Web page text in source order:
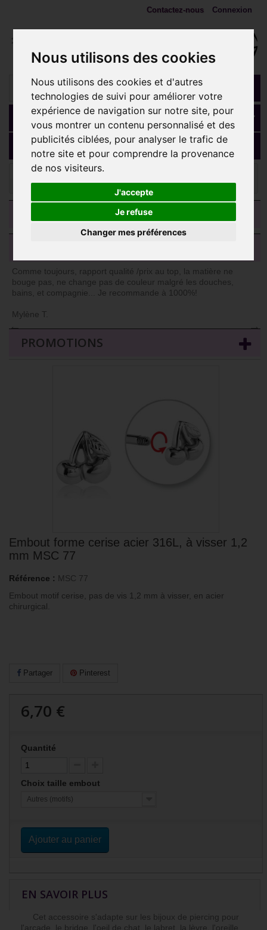
Nous utilisons des cookies
Nous utilisons des cookies et d'autres
technologies de suivi pour améliorer votre
expérience de navigation sur notre site, pour
vous montrer un contenu personnalisé et des
publicités ciblées, pour analyser le trafic de
notre site et pour comprendre la provenance
de nos visiteurs.
J'accepte
Je refuse
Changer mes préférences
Connexion
Contactez-nous
Panier (vide)
MENU
Embouts 1,2 mm (Accessoires)
acier 316L, à visser 1,2 mm MSC 77
Comme toujours, rapport qualité /prix au top, la matière ne
bouge pas, ne change pas de couleur malgré les douches,
bains, et compagnie... Je recommande à 1000%!
Mylène T.
→
←
PROMOTIONS
Embout forme cerise acier 316L, à visser 1,2
mm MSC 77
Référence : MSC 77
Embout motif cerise, pas de vis 1,2 mm à visser, en acier
chirurgical.
Partager Pinterest
6,70 €
Quantité
Choix taille embout
Autres (motifs)
Ajouter au panier
EN SAVOIR PLUS
Cet accessoire s'adapte sur les bijoux de piercing pour
l'arcade, le bridge, l'oeil de chat, le labret, la lèvre, l'oreille